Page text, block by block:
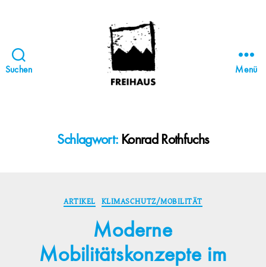
Suchen
STATTBAU
HAMBURG
Menü
Schlagwort: Konrad Rothfuchs
Kategorien
ARTIKEL KLIMASCHUTZ/MOBILITÄT
Moderne
Mobilitätskonzepte im